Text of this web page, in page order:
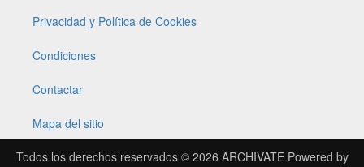
Privacidad y Política de Cookies
Condiciones
Contactar
Mapa del sitio
Todos los derechos reservados © 2026 ARCHIVATEPowered by